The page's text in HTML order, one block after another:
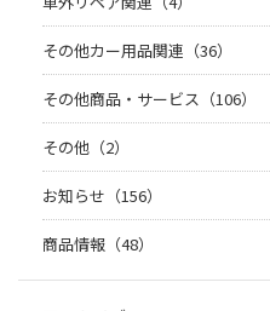
その他カー用品関連（36）
その他商品・サービス（106）
その他（2）
お知らせ（156）
商品情報（48）